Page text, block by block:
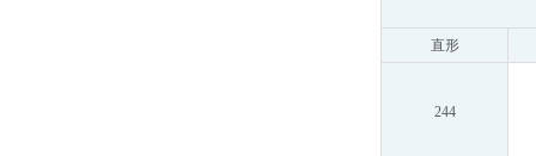
直形
244